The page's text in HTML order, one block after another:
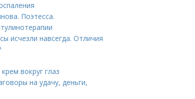
Поэтесса.
исчезли навсегда. Отличия
вокруг глаз
на удачу, деньги,